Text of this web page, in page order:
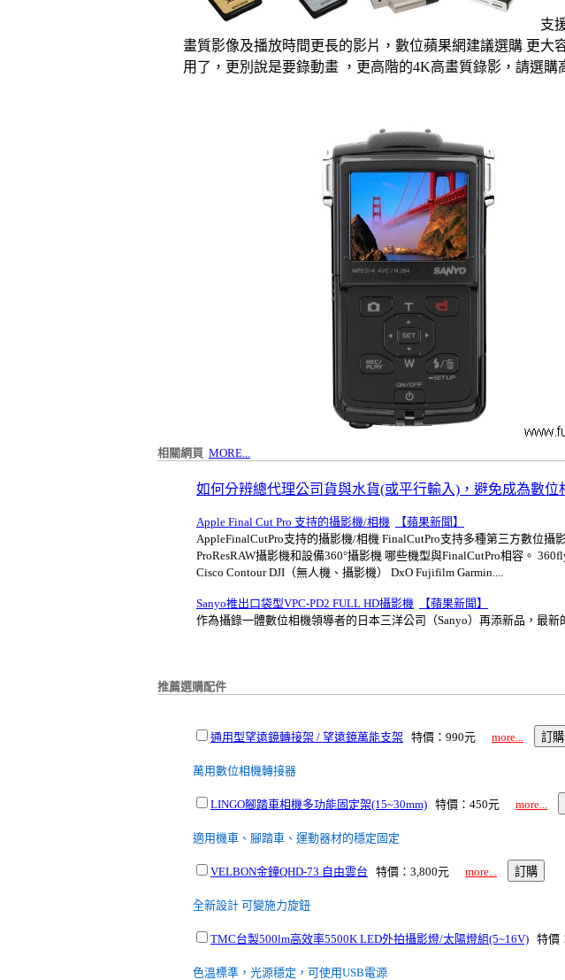
支
畫質影像及播放時間更長的影片，數位蘋果網建議選購 更
用了，更別說是要錄動畫 ，更高階的4K高畫質錄影，請選購
相關網頁 MORE...
如何分辨總代理公司貨與水貨(或平行輸入)，避免成為數位
Apple Final Cut Pro 支持的攝影機/相機
【蘋果新聞】
AppleFinalCutPro支持的攝影機/相機 FinalCutPro支持多種第三方數位攝
ProResRAW攝影機和設備360°攝影機 哪些機型與FinalCutPro相容。
Cisco Contour DJI（無人機、攝影機） DxO Fujifilm Garmin....
Sanyo推出口袋型VPC-PD2 FULL HD攝影機
【蘋果新聞】
作為攝錄一體數位相機領導者的日本三洋公司（Sanyo）再添新品，最新
推薦選購配件
通用型望遠鏡轉接架 / 望遠鏡萬能支架 特價：990元 more...
萬用數位相機轉接器
LINGO腳踏車相機多功能固定架(15~30mm) 特價：450元 more...
適用機車、腳踏車、運動器材的穩定固定
VELBON金鐘QHD-73 自由雲台 特價：3,800元 more...
全新設計 可變施力旋鈕
TMC台製500lm高效率5500K LED外拍攝影燈/太陽燈組(5~16V) 特價
色溫標準，光源穩定，可使用USB電源